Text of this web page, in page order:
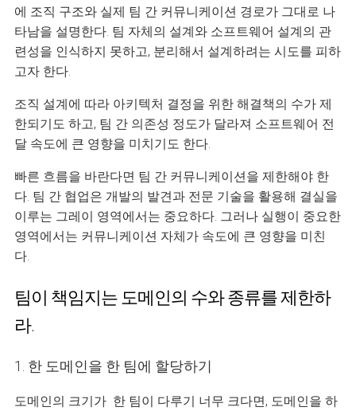
에 조직 구조와 실제 팀 간 커뮤니케이션 경로가 그대로 나
타남을 설명한다. 팀 자체의 설계와 소프트웨어 설계의 관
련성을 인식하지 못하고, 분리해서 설계하려는 시도를 피하
고자 한다.
조직 설계에 따라 아키텍처 결정을 위한 해결책의 수가 제
한되기도 하고, 팀 간 의존성 정도가 달라져 소프트웨어 전
달 속도에 큰 영향을 미치기도 한다.
빠른 흐름을 바란다면 팀 간 커뮤니케이션을 제한해야 한
다. 팀 간 협업은 개발의 발견과 전문 기술을 활용해 결실을
이루는 그레이 영역에서는 중요하다. 그러나 실행이 중요한
영역에서는 커뮤니케이션 자체가 속도에 큰 영향을 미친
다.
팀이 책임지는 도메인의 수와 종류를 제한하
라.
1. 한 도메인을 한 팀에 할당하기
도메인의 크기가 한 팀이 다루기 너무 크다면, 도메인을 하